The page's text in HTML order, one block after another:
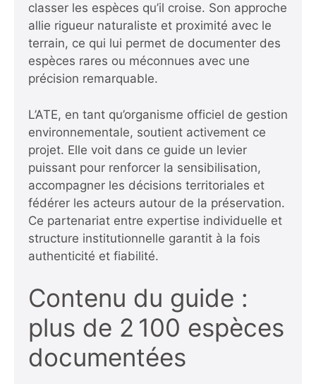
classer les espèces qu’il croise. Son approche
allie rigueur naturaliste et proximité avec le
terrain, ce qui lui permet de documenter des
espèces rares ou méconnues avec une
précision remarquable.
L’ATE, en tant qu’organisme officiel de gestion
environnementale, soutient activement ce
projet. Elle voit dans ce guide un levier
puissant pour renforcer la sensibilisation,
accompagner les décisions territoriales et
fédérer les acteurs autour de la préservation.
Ce partenariat entre expertise individuelle et
structure institutionnelle garantit à la fois
authenticité et fiabilité.
Contenu du guide :
plus de 2 100 espèces
documentées